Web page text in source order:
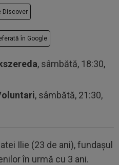
Discover
în Google
, sâmbătă, 18:30,
, sâmbătă, 21:30,
Ilie (23 de ani), fundașul
în urmă cu 3 ani.